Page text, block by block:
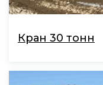
Кран 30 тонн